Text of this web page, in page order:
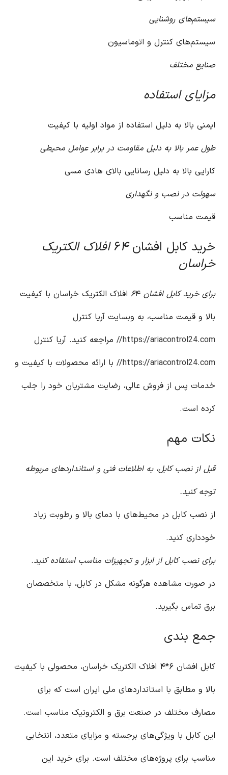
سیستم‌های روشنایی
سیستم‌های کنترل و اتوماسیون
صنایع مختلف
مزایای استفاده
ایمنی بالا به دلیل استفاده از مواد اولیه با کیفیت
طول عمر بالا به دلیل مقاومت در برابر عوامل محیطی
کارایی بالا به دلیل رسانایی بالای هادی مسی
سهولت در نصب و نگهداری
قیمت مناسب
خرید کابل افشان ۶
۴ افلاک الکتریک
خراسان
برای خرید کابل افشان ۶
۴ افلاک الکتریک خراسان با کیفیت
بالا و قیمت مناسب، به وبسایت آریا کنترل
https://ariacontrol24.com//
مراجعه کنید. آریا کنترل
https://ariacontrol24.com//
با ارائه محصولات با کیفیت و
خدمات پس از فروش عالی، رضایت مشتریان خود را جلب
کرده است.
نکات مهم
قبل از نصب کابل، به اطلاعات فنی و استانداردهای مربوطه
توجه کنید.
از نصب کابل در محیط‌های با دمای بالا و رطوبت زیاد
خودداری کنید.
برای نصب کابل از ابزار و تجهیزات مناسب استفاده کنید.
در صورت مشاهده هرگونه مشکل در کابل، با متخصصان
برق تماس بگیرید.
جمع بندی
کابل افشان ۶*۴ افلاک الکتریک خراسان، محصولی با کیفیت
بالا و مطابق با استانداردهای ملی ایران است که برای
مصارف مختلف در صنعت برق و الکترونیک مناسب است.
این کابل با ویژگی‌های برجسته و مزایای متعدد، انتخابی
مناسب برای پروژه‌های مختلف است. برای خرید این